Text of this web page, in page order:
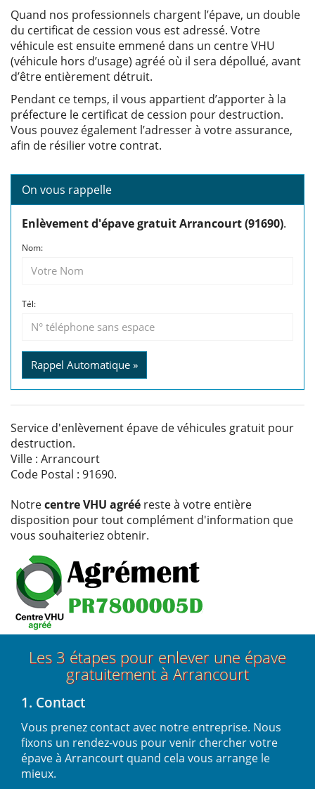
Quand nos professionnels chargent l’épave, un double
du certificat de cession vous est adressé. Votre
véhicule est ensuite emmené dans un centre VHU
(véhicule hors d’usage) agréé où il sera dépollué, avant
d’être entièrement détruit.
Pendant ce temps, il vous appartient d’apporter à la
préfecture le certificat de cession pour destruction.
Vous pouvez également l’adresser à votre assurance,
afin de résilier votre contrat.
On vous rappelle
Enlèvement d'épave gratuit Arrancourt (91690).
Nom:
Tél:
Rappel Automatique »
Service d'enlèvement épave de véhicules gratuit pour
destruction.
Ville : Arrancourt
Code Postal : 91690.
Notrecentre VHU agréé reste à votre entière
disposition pour tout complément d'information que
vous souhaiteriez obtenir.
Les 3 étapes pour enlever une épave
gratuitement à Arrancourt
1. Contact
Vous prenez contact avec notre entreprise. Nous
fixons un rendez-vous pour venir chercher votre
épave à Arrancourt quand cela vous arrange le
mieux.